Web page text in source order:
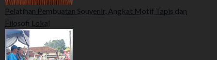
Pelatihan Pembuatan Souvenir, Angkat Motif Tapis dan
Filosofi Lokal